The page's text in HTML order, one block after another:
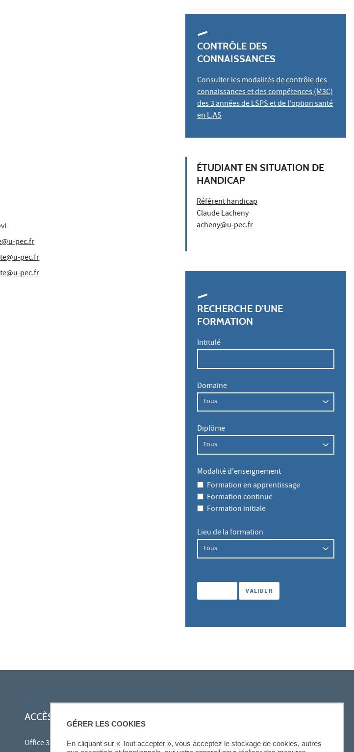
GÉRER LES COOKIES
En cliquant sur « Tout accepter », vous acceptez le stockage de cookies, autres
pec.fr
pec.fr
pec.fr
CONTRÔLE DES
CONNAISSANCES
Consulter les modalités de contrôle des
connaissances et des compétences (M3C)
des 3 années de LSPS et de l'option santé
en L.AS
ÉTUDIANT EN SITUATION DE
HANDICAP
Référent handicap
Claude Lacheny
acheny@u-pec.fr
RECHERCHE D'UNE
FORMATION
Intitulé
Domaine
Diplôme
Modalité d'enseignement
Formation en apprentissage
Formation continue
Formation initiale
Lieu de la formation
ACCÈS RAPIDES
Office 365